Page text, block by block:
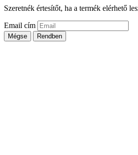
Szeretnék értesítőt, ha a termék elérhető
Email cím
Mégse Rendben